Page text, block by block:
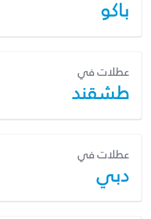
باكو
عطلات في
طشقند
عطلات في
دبي